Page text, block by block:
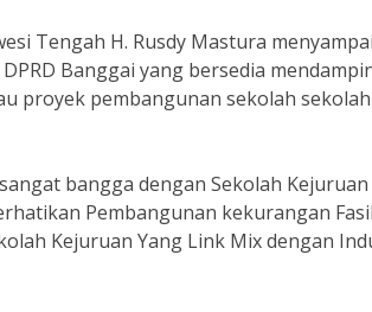
Tengah H. Rusdy Mastura
Banggai yang bersedia
proyek pembangunan sekolah
bangga dengan Sekolah
Pembangunan kekurangan
Kejuruan Yang Link Mix dengan